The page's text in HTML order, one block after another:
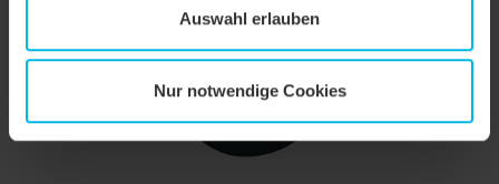
Auswahl erlauben
Nur notwendige Cookies